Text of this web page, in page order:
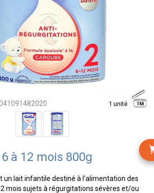
1 unité 1M
à 12 mois 800g
un lait infantile destiné à l'alimentation des
mois sujets à régurgitations sévères et/ou